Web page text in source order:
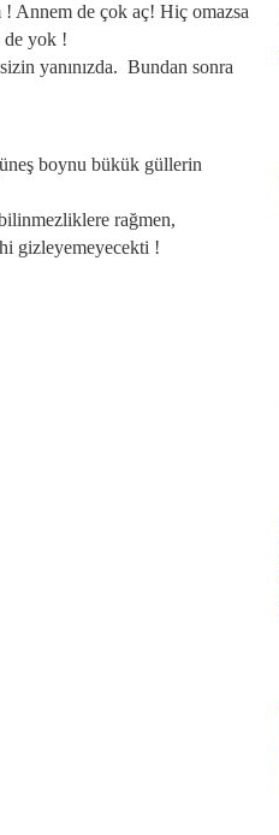
Annem de çok aç! Hiç omazsa
de yok !
yanınızda. Bundan sonra
boynu bükük güllerin
rağmen,
gizleyemeyecekti !